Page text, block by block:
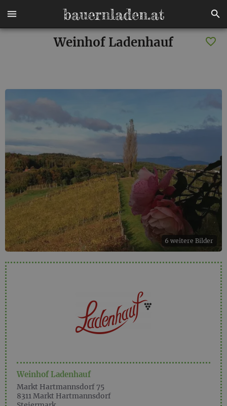
6 weitere Bilder
Weinhof Ladenhauf
Markt Hartmannsdorf 75
8311Markt Hartmannsdorf
Weinhof Ladenhauf